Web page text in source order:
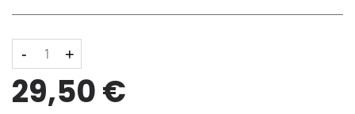
- +
29,50 €